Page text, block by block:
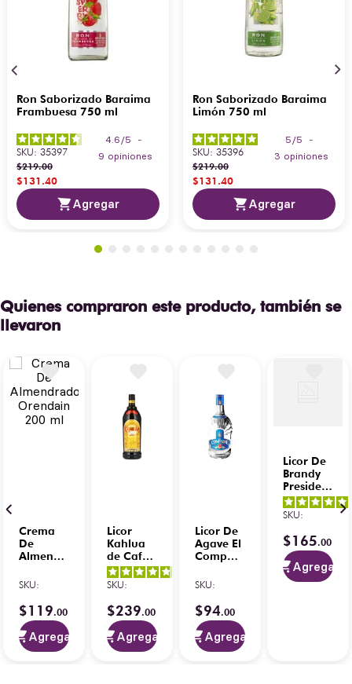
Ron Saborizado Baraima
Frambuesa 750 ml
4.6 /5
-
9 opiniones
SKU: 35397
$219.00
$131.40
Agregar
Ron Saborizado Baraima
Limón 750 ml
5 /5
-
3 opiniones
SKU: 35396
$219.00
$131.40
Agregar
Quienes compraron este producto, también se
llevaron
14opiniones
Crema
De
Almendrado
200 ml
SKU:
$119.00
Agregar
Licor
Kahlua
de Café
1 L
37opiniones
SKU:
$239.00
Agregar
Licor De
Agave El
Compadre
Mango 1
SKU:
$94.00
Agregar
Licor De
Brandy
Presidente
Sandia
Chile
SKU:
$165.00
Agregar